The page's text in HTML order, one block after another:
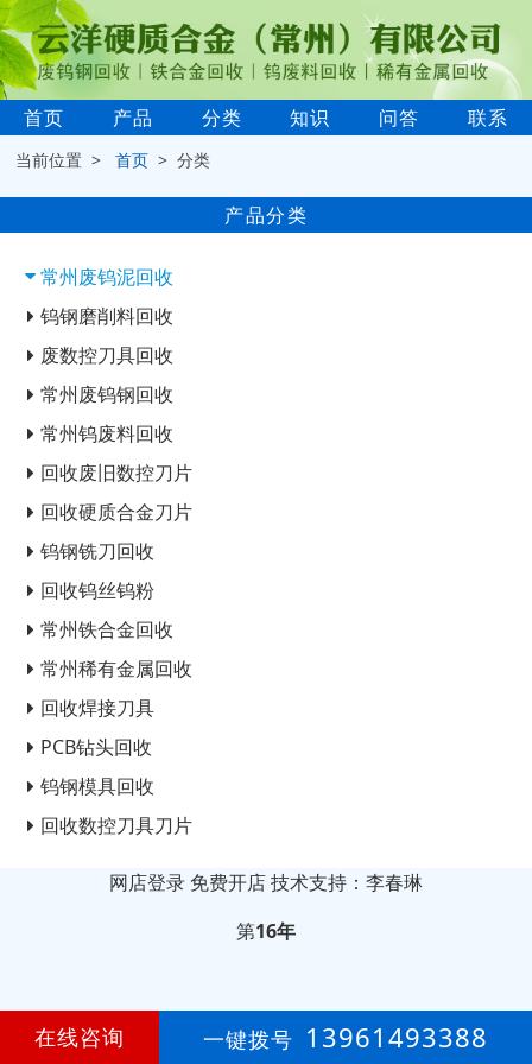
首页 产品 分类 知识 问答 联系
当前位置 >首页 > 分类
产品分类
常州废钨泥回收
钨钢磨削料回收
废数控刀具回收
常州废钨钢回收
常州钨废料回收
回收废旧数控刀片
回收硬质合金刀片
钨钢铣刀回收
回收钨丝钨粉
常州铁合金回收
常州稀有金属回收
回收焊接刀具
PCB钻头回收
钨钢模具回收
回收数控刀具刀片
网店登录 免费开店技术支持：李春琳
第16年
在线咨询 一键拨号 13961493388